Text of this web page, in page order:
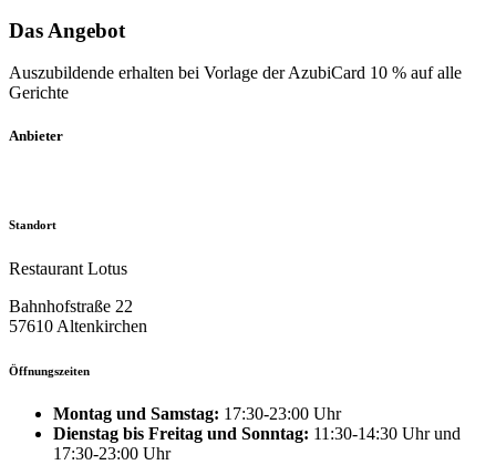
Das Angebot
Auszubildende erhalten bei Vorlage der AzubiCard 10 % auf alle
Gerichte
Anbieter
Standort
Restaurant Lotus
Bahnhofstraße 22
57610 Altenkirchen
Öffnungszeiten
Montag und Samstag: 17:30-23:00 Uhr
Dienstag bis Freitag und Sonntag: 11:30-14:30 Uhr und
17:30-23:00 Uhr